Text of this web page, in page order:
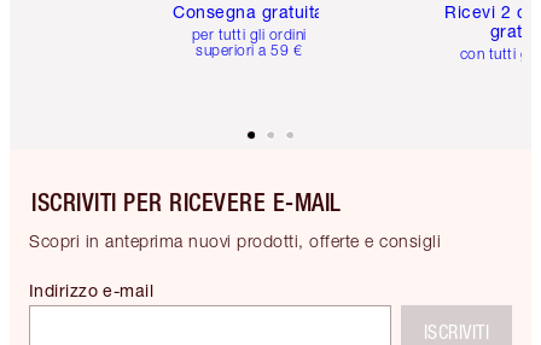
Consegna gratuita
per tutti gli ordini
superiori a 59 €
Ricevi 2
con tutti gli
ISCRIVITI PER RICEVERE E-MAIL
Scopri in anteprima nuovi prodotti, offerte e consigli
Indirizzo e-mail
ISCRIVITI